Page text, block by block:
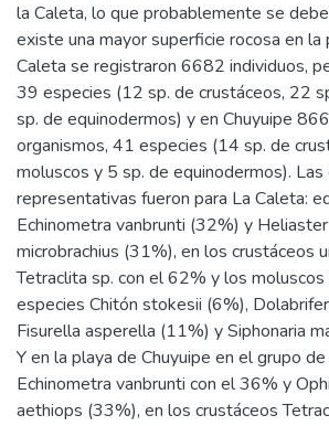
la Caleta, lo que probablemente se
existe una mayor superficie rocosa en la
Caleta se registraron 6682 individuos,
39 especies (12 sp. de crustáceos, 22
sp. de equinodermos) y en Chuyuipe
organismos, 41 especies (14 sp. de
moluscos y 5 sp. de equinodermos).
representativas fueron para La Caleta:
Echinometra vanbrunti (32%) y Heliaster
microbrachius (31%), en los crustáceos
Tetraclita sp. con el 62% y los moluscos
especies Chitón stokesii (6%),
Fisurella asperella (11%) y Siphonaria
Y en la playa de Chuyuipe en el grupo
Echinometra vanbrunti con el 36% y
aethiops (33%), en los crustáceos